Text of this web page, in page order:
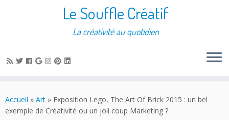
Le Souffle Créatif
La créativité au quotidien
Accueil » Art » Exposition Lego, The Art Of Brick 2015 : un bel
exemple de Créativité ou un joli coup Marketing ?